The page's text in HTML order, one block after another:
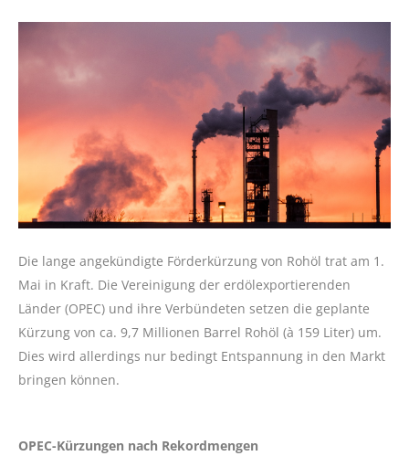
Die lange angekündigte Förderkürzung von Rohöl trat am 1.
Mai in Kraft. Die Vereinigung der erdölexportierenden
Länder (OPEC) und ihre Verbündeten setzen die geplante
Kürzung von ca. 9,7 Millionen Barrel Rohöl (à 159 Liter) um.
Dies wird allerdings nur bedingt Entspannung in den Markt
bringen können.
OPEC-Kürzungen nach Rekordmengen